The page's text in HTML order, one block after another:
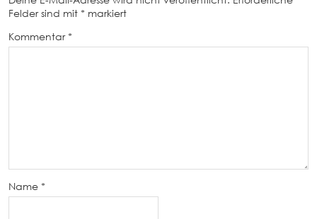
Felder sind mit * markiert
Kommentar*
Name *